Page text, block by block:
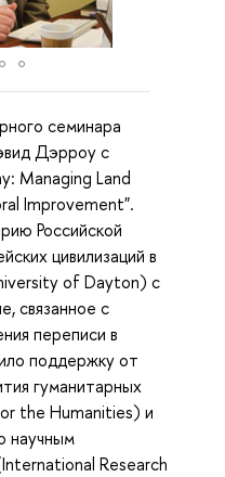
семинара
Дэрроу с
Managing Land
Improvement".
Российской
цивилизаций в
of Dayton) с
связанное с
переписи в
поддержку от
гуманитарных
the Humanities) и
научным
Research